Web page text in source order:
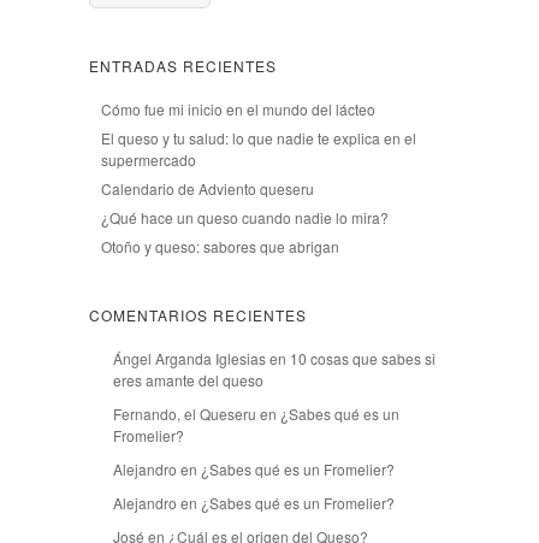
ENTRADAS RECIENTES
Cómo fue mi inicio en el mundo del lácteo
El queso y tu salud: lo que nadie te explica en el
supermercado
Calendario de Adviento queseru
¿Qué hace un queso cuando nadie lo mira?
Otoño y queso: sabores que abrigan
COMENTARIOS RECIENTES
Ángel Arganda Iglesiasen 10 cosas que sabes si
eres amante del queso
Fernando, el Queseru en ¿Sabes qué es un
Fromelier?
Alejandro en ¿Sabes qué es un Fromelier?
Alejandro en ¿Sabes qué es un Fromelier?
José en ¿Cuál es el origen del Queso?